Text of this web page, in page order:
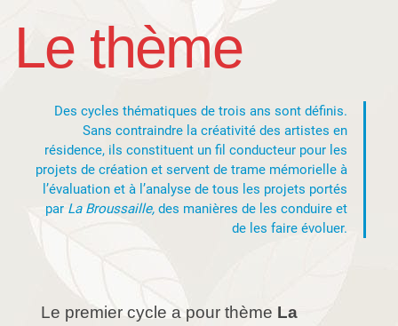
Le thème
Des cycles thématiques de trois ans sont définis.
Sans contraindre la créativité des artistes en
résidence, ils constituent un fil conducteur pour les
projets de création et servent de trame mémorielle à
l’évaluation et à l’analyse de tous les projets portés
par La Broussaille,des manières de les conduire et
de les faire évoluer.
Le premier cycle a pour thème La